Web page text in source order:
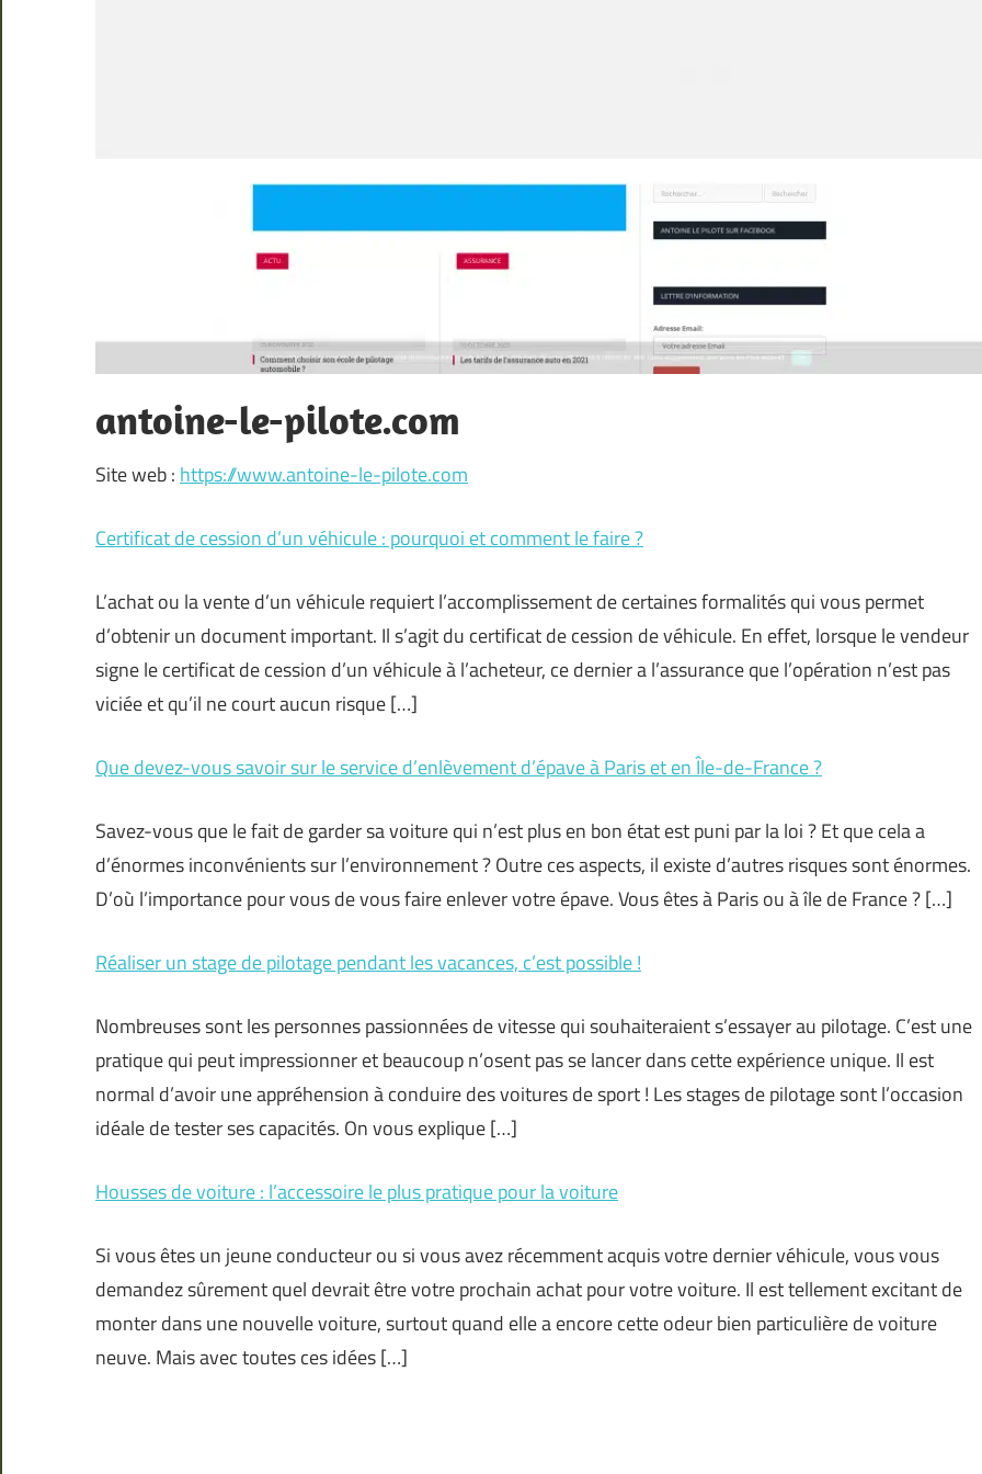
antoine-le-pilote.com
Site web : https://www.antoine-le-pilote.com
Certificat de cession d’un véhicule : pourquoi et comment le faire ?
L’achat ou la vente d’un véhicule requiert l’accomplissement de certaines formalités qui vous permet
d’obtenir un document important. Il s’agit du certificat de cession de véhicule. En effet, lorsque le vendeur
signe le certificat de cession d’un véhicule à l’acheteur, ce dernier a l’assurance que l’opération n’est pas
viciée et qu’il ne court aucun risque […]
Que devez-vous savoir sur le service d’enlèvement d’épave à Paris et en Île-de-France ?
Savez-vous que le fait de garder sa voiture qui n’est plus en bon état est puni par la loi ? Et que cela a
d’énormes inconvénients sur l’environnement ? Outre ces aspects, il existe d’autres risques sont énormes.
D’où l’importance pour vous de vous faire enlever votre épave. Vous êtes à Paris ou à île de France ? […]
Réaliser un stage de pilotage pendant les vacances, c’est possible !
Nombreuses sont les personnes passionnées de vitesse qui souhaiteraient s’essayer au pilotage. C’est une
pratique qui peut impressionner et beaucoup n’osent pas se lancer dans cette expérience unique. Il est
normal d’avoir une appréhension à conduire des voitures de sport ! Les stages de pilotage sont l’occasion
idéale de tester ses capacités. On vous explique […]
Housses de voiture : l’accessoire le plus pratique pour la voiture
Si vous êtes un jeune conducteur ou si vous avez récemment acquis votre dernier véhicule, vous vous
demandez sûrement quel devrait être votre prochain achat pour votre voiture. Il est tellement excitant de
monter dans une nouvelle voiture, surtout quand elle a encore cette odeur bien particulière de voiture
neuve. Mais avec toutes ces idées […]